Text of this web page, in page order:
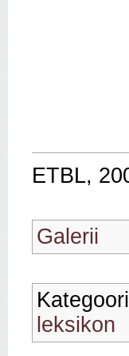
ETBL,
Galerii
leksikon